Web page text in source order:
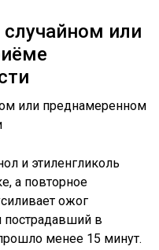
или
и этиленгликоль
а повторное
ожог
пострадавший в
менее 15 минут.